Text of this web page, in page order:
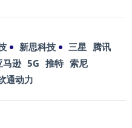
新思科技 三星 腾讯
马逊 5G 推特 索尼
通动力